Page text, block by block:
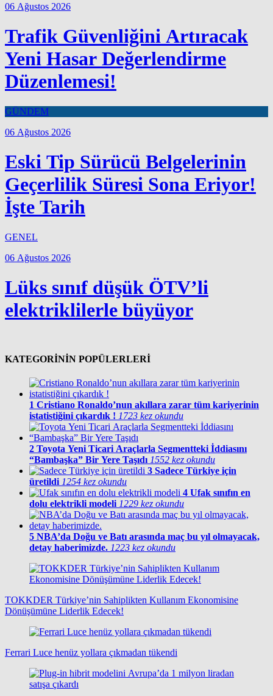
06 Ağustos 2026
Trafik Güvenliğini Artıracak
Yeni Hasar Değerlendirme
Düzenlemesi!
GÜNDEM
06 Ağustos 2026
Eski Tip Sürücü Belgelerinin
Geçerlilik Süresi Sona Eriyor!
İşte Tarih
GENEL
06 Ağustos 2026
Lüks sınıf düşük ÖTV’li
elektriklilerle büyüyor
KATEGORİNİN POPÜLERLERİ
1 Cristiano Ronaldo’nun akıllara zarar tüm kariyerinin
istatistiğini çıkardık ! 1723 kez okundu
2 Toyota Yeni Ticari Araçlarla Segmentteki İddiasını
“Bambaşka” Bir Yere Taşıdı 1552 kez okundu
3 Sadece Türkiye için
üretildi 1254 kez okundu
4 Ufak sınıfın en
dolu elektrikli modeli 1229 kez okundu
5 NBA’da Doğu ve Batı arasında maç bu yıl olmayacak,
detay haberimizde. 1223 kez okundu
TOKKDER Türkiye’nin Sahiplikten Kullanım Ekonomisine
Dönüşümüne Liderlik Edecek!
Ferrari Luce henüz yollara çıkmadan tükendi